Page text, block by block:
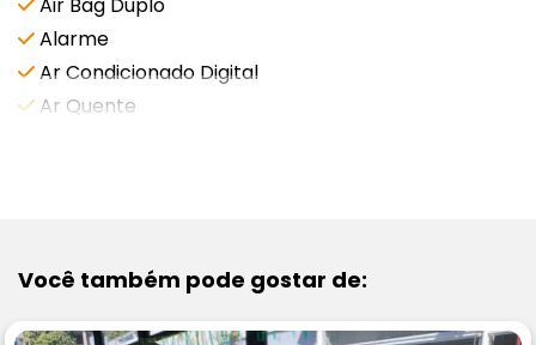
Air Bag Duplo
Alarme
Ar Condicionado Digital
Ar Quente
Você também pode gostar de: